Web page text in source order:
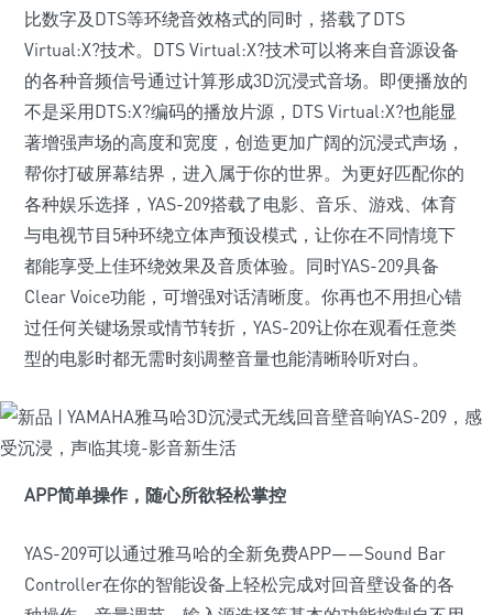
比数字及DTS等环绕音效格式的同时，搭载了DTS
Virtual:X?技术。DTS Virtual:X?技术可以将来自音源设备
的各种音频信号通过计算形成3D沉浸式音场。即便播放的
不是采用DTS:X?编码的播放片源，DTS Virtual:X?也能显
著增强声场的高度和宽度，创造更加广阔的沉浸式声场，
帮你打破屏幕结界，进入属于你的世界。为更好匹配你的
各种娱乐选择，YAS-209搭载了电影、音乐、游戏、体育
与电视节目5种环绕立体声预设模式，让你在不同情境下
都能享受上佳环绕效果及音质体验。同时YAS-209具备
Clear Voice功能，可增强对话清晰度。你再也不用担心错
过任何关键场景或情节转折，YAS-209让你在观看任意类
型的电影时都无需时刻调整音量也能清晰聆听对白。
APP简单操作，随心所欲轻松掌控
YAS-209可以通过雅马哈的全新免费APP——Sound Bar
Controller在你的智能设备上轻松完成对回音壁设备的各